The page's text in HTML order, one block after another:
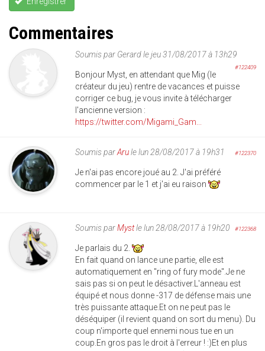
Commentaires
Soumis par Gerardle jeu 31/08/2017 à 13h29
#122409
Bonjour Myst, en attendant que Mig (le
créateur du jeu) rentre de vacances et puisse
corriger ce bug, je vous invite à télécharger
l'ancienne version :
https://twitter.com/Migami_Gam...
Soumis parArule lun 28/08/2017 à 19h31 #122370
Je n'ai pas encore joué au 2. J'ai préféré
commencer par le 1 et j'ai eu raison
Soumis parMystle lun 28/08/2017 à 19h20 #122368
Je parlais du 2.
En fait quand on lance une partie, elle est
automatiquement en "ring of fury mode".Je ne
sais pas si on peut le désactiver.L'anneau est
équipé et nous donne -317 de défense mais une
très puissante attaque.Et on ne peut pas le
déséquiper (il revient quand on sort du menu). Du
coup n'importe quel ennemi nous tue en un
coup.En gros pas le droit à l'erreur ! :)Et en plus